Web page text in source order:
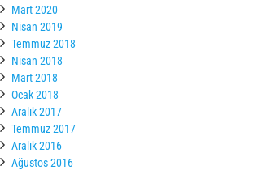
Mart 2020
Nisan 2019
Temmuz 2018
Nisan 2018
Mart 2018
Ocak 2018
Aralık 2017
Temmuz 2017
Aralık 2016
Ağustos 2016